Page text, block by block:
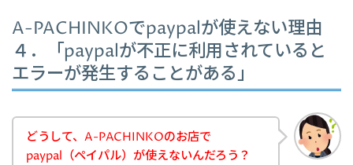
A-PACHINKOでpaypalが使えない理由
４．「paypalが不正に利用されていると
エラーが発生することがある」
どうして、A-PACHINKOのお店で
paypal（ペイパル）が使えないんだろう？